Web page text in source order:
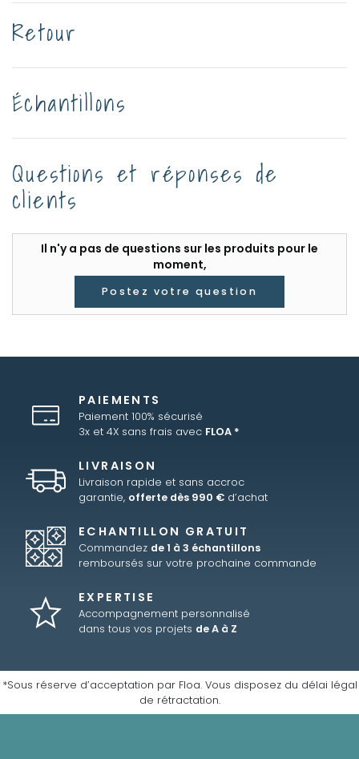
Retour
Échantillons
Questions et réponses de
clients
Il n'y a pas de questions sur les produits pour le
moment,
Postez votre question
PAIEMENTS
Paiement 100% sécurisé
3x et 4X sans frais avec FLOA *
LIVRAISON
Livraison rapide et sans accroc
garantie, offerte dès 990 € d’achat
ECHANTILLON GRATUIT
Commandez de 1 à 3 échantillons
remboursés sur votre prochaine commande
EXPERTISE
Accompagnement personnalisé
dans tous vos projets de A à Z
*Sous réserve d’acceptation par Floa. Vous disposez du délai légal
de rétractation.